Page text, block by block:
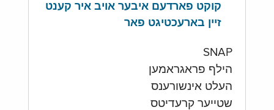
קוקט פארדעם איבער אויב איר קענט
זיין בארעכטיגט פאר
SNAP
הילף פראגראמען
העלט אינשורענס
שטייער קרעדיטס